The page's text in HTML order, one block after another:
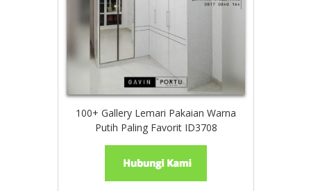
100+ Gallery Lemari Pakaian Warna
Putih Paling Favorit ID3708